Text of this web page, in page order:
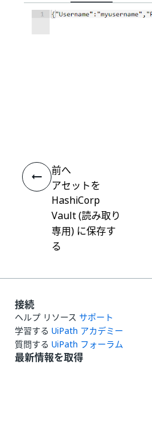
前へ
アセットを
HashiCorp
Vault (読み取り
専用) に保存す
る
接続
ヘルプ リソース サポート
学習する UiPath アカデミー
質問する UiPath フォーラム
最新情報を取得